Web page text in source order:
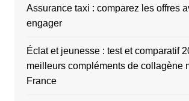
Assurance taxi : comparez les offres
engager
Éclat et jeunesse : test et comparatif
meilleurs compléments de collagène
France